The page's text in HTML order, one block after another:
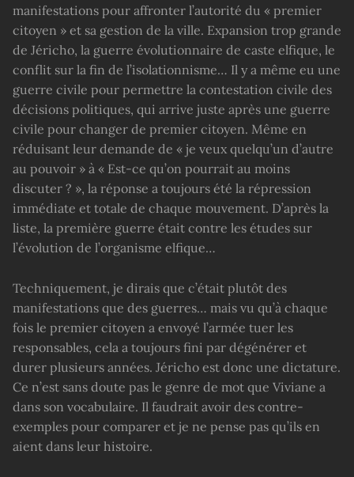
manifestations pour affronter l’autorité du « premier
citoyen » et sa gestion de la ville. Expansion trop grande
de Jéricho, la guerre évolutionnaire de caste elfique, le
conflit sur la fin de l’isolationnisme… Il y a même eu une
guerre civile pour permettre la contestation civile des
décisions politiques, qui arrive juste après une guerre
civile pour changer de premier citoyen. Même en
réduisant leur demande de « je veux quelqu’un d’autre
au pouvoir » à « Est-ce qu’on pourrait au moins
discuter ? », la réponse a toujours été la répression
immédiate et totale de chaque mouvement. D’après la
liste, la première guerre était contre les études sur
l’évolution de l’organisme elfique…
Techniquement, je dirais que c’était plutôt des
manifestations que des guerres… mais vu qu’à chaque
fois le premier citoyen a envoyé l’armée tuer les
responsables, cela a toujours fini par dégénérer et
durer plusieurs années. Jéricho est donc une dictature.
Ce n’est sans doute pas le genre de mot que Viviane a
dans son vocabulaire. Il faudrait avoir des contre-
exemples pour comparer et je ne pense pas qu’ils en
aient dans leur histoire.